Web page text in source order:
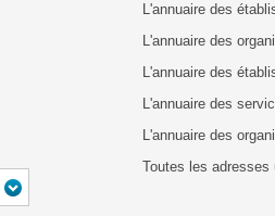
L'annuaire des
L'annuaire des
L'annuaire des
L'annuaire des
L'annuaire des
Toutes les adresses